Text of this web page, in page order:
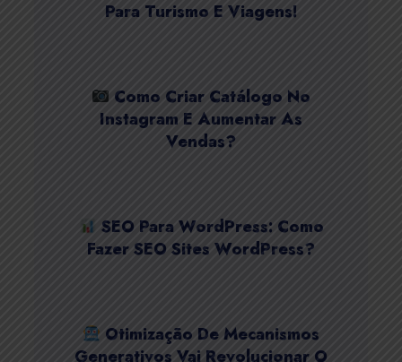
Para Turismo E Viagens!
Como Criar Catálogo No
Instagram E Aumentar As
Vendas?
SEO Para WordPress: Como
Fazer SEO Sites WordPress?
Otimização De Mecanismos
Generativos Vai Revolucionar O